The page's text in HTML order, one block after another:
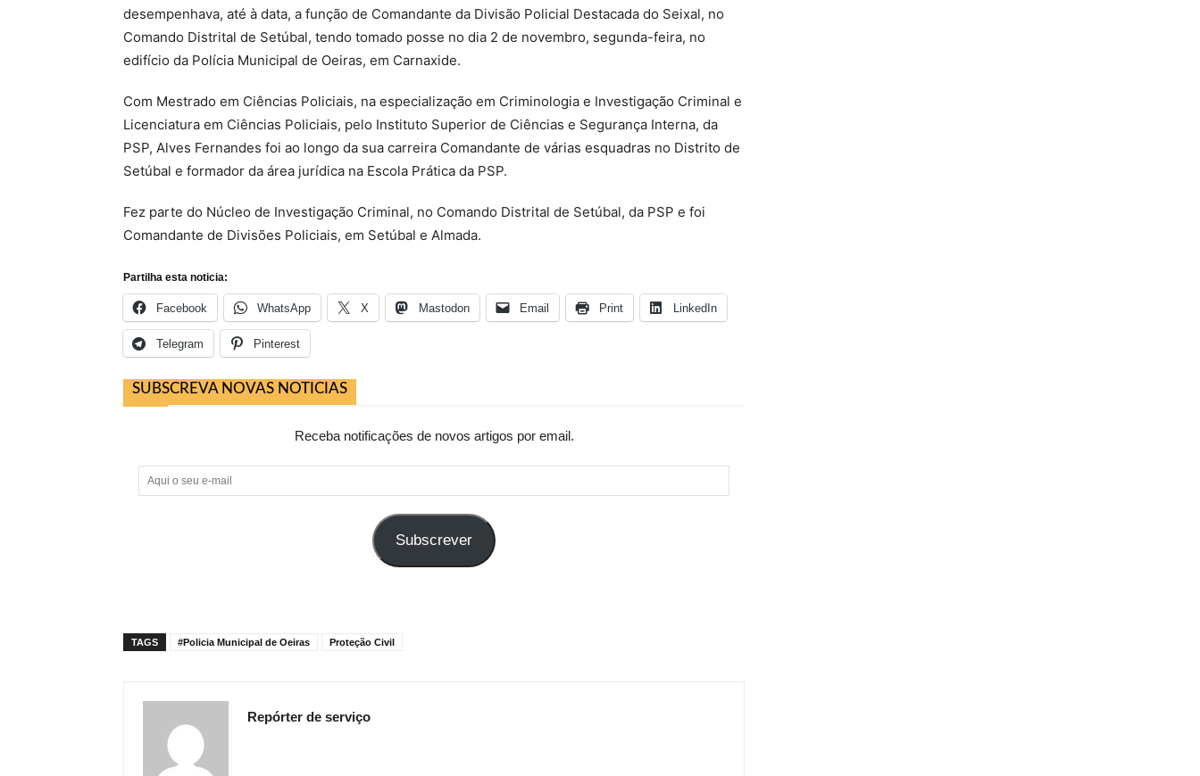
desempenhava, até à data, a função de Comandante da Divisão Policial Destacada do Seixal, no
Comando Distrital de Setúbal, tendo tomado posse no dia 2 de novembro, segunda-feira, no
edifício da Polícia Municipal de Oeiras, em Carnaxide.
Com Mestrado em Ciências Policiais, na especialização em Criminologia e Investigação Criminal e
Licenciatura em Ciências Policiais, pelo Instituto Superior de Ciências e Segurança Interna, da
PSP, Alves Fernandes foi ao longo da sua carreira Comandante de várias esquadras no Distrito de
Setúbal e formador da área jurídica na Escola Prática da PSP.
Fez parte do Núcleo de Investigação Criminal, no Comando Distrital de Setúbal, da PSP e foi
Comandante de Divisões Policiais, em Setúbal e Almada.
Partilha esta noticia:
Facebook WhatsApp X Mastodon Email Print LinkedIn
Telegram Pinterest
SUBSCREVA NOVAS NOTICIAS
Receba notificações de novos artigos por email.
Aqui
o
Subscrever
TAGS #Policia Municipal de Oeiras Proteção Civil
Repórter de serviço